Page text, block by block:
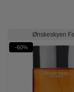
Ønskeskyen
-60%